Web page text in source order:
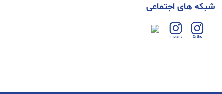
شبکه های اجتماعی